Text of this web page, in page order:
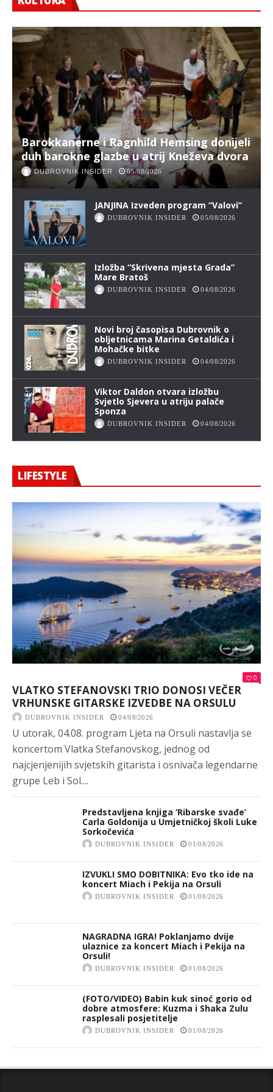
Barokkanerne i Ragnhild Hemsing donijeli
duh barokne glazbe u atrij Kneževa dvora
DUBROVNIK INSIDER 05/08/2026
JANJINA Izveden program “Valovi”
DUBROVNIK INSIDER 05/08/2026
Izložba “Skrivena mjesta Grada”
Mare Bratoš
DUBROVNIK INSIDER 04/08/2026
Novi broj časopisa Dubrovnik o
obljetnicama Marina Getaldića i
Mohačke bitke
DUBROVNIK INSIDER 04/08/2026
Viktor Daldon otvara izložbu
Svjetlo Sjevera u atriju palače
Sponza
DUBROVNIK INSIDER 04/08/2026
LIFESTYLE
0
VLATKO STEFANOVSKI TRIO DONOSI VEČER
VRHUNSKE GITARSKE IZVEDBE NA ORSULU
DUBROVNIK INSIDER 04/08/2026
U utorak, 04.08. program Ljeta na Orsuli nastavlja se
koncertom Vlatka Stefanovskog, jednog od
najcjenjenijih svjetskih gitarista i osnivača legendarne
grupe Leb i Sol....
Predstavljena knjiga ‘Ribarske svađe’
Carla Goldonija u Umjetničkoj školi Luke
Sorkočevića
DUBROVNIK INSIDER 01/08/2026
IZVUKLI SMO DOBITNIKA: Evo tko ide na
koncert Miach i Pekija na Orsuli
DUBROVNIK INSIDER 01/08/2026
NAGRADNA IGRA! Poklanjamo dvije
ulaznice za koncert Miach i Pekija na
Orsuli!
DUBROVNIK INSIDER 01/08/2026
(FOTO/VIDEO) Babin kuk sinoć gorio od
dobre atmosfere: Kuzma i Shaka Zulu
rasplesali posjetitelje
DUBROVNIK INSIDER 01/08/2026